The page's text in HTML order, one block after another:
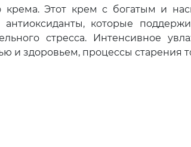
Этот крем с богатым и
которые
стресса. Интенсивное
и здоровьем, процессы старения